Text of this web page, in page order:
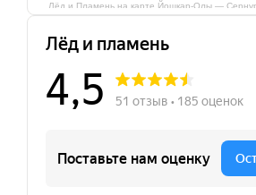
Лёд и Пламень на карте Йошкар‑Олы —